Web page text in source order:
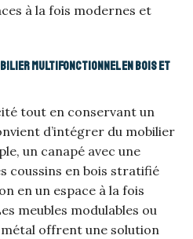
à la fois modernes et
multifonctionnel en bois et
tout en conservant un
d’intégrer du mobilier
un canapé avec une
coussins en bois stratifié
en un espace à la fois
meubles modulables ou
offrent une solution